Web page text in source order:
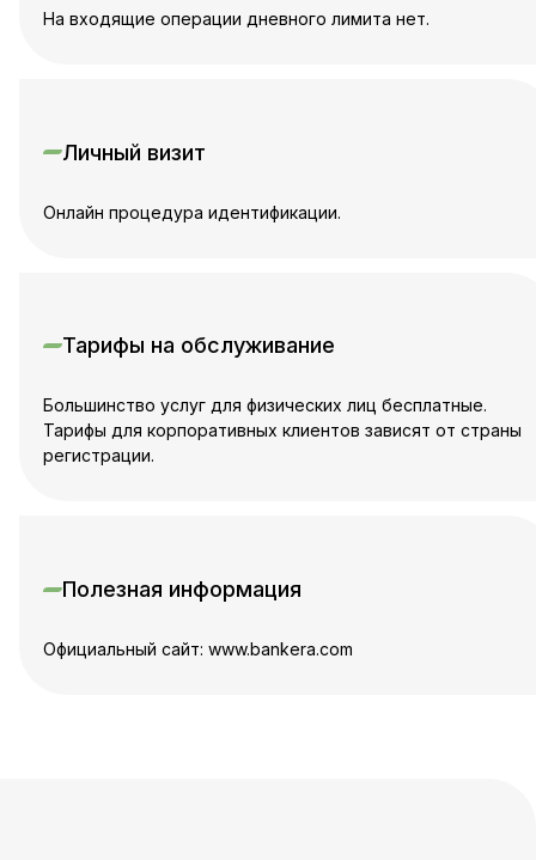
На входящие операции дневного лимита нет.
Личный визит
Онлайн процедура идентификации.
Тарифы на обслуживание
Большинство услуг для физических лиц бесплатные.
Тарифы для корпоративных клиентов зависят от страны
регистрации.
Полезная информация
Официальный сайт: www.bankera.com